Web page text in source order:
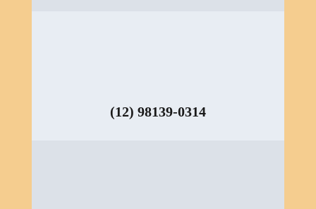
(12) 98139-0314